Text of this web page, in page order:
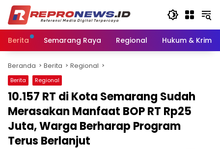
Langsung
konten
Berita
Semarang Raya Regional Hukum &
Beranda Berita Regional
Berita Regional
10.157 RT di Kota Semarang Sudah
Merasakan Manfaat BOP RT Rp25
Juta, Warga Berharap Program
Terus Berlanjut